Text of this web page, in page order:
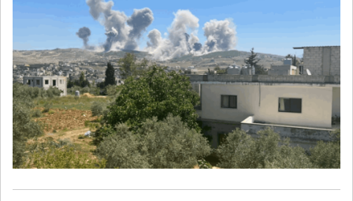
الطاهر، وبحسب المعلومات فإن الإسرائيليين يمنحون لبنان مهلة زمنية
محددة لدخول الجيش إلى علي الطاهر وفي حال لم يقدم على هذه الخطوة
فالتهديدات تشير إلى أن الجيش الإسرائيلي هو الذي سينفذ المهمة".